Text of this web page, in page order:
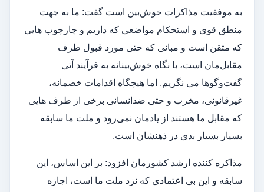
به موفقیت مذاکرات خوش‌بین است گفت: ما به جهت
منطق قوی و استحکام مواضعی که داریم و چارچوب هایی
که متقن است و مبانی که حتی مورد قبول طرف
مقابل‌مان است، با نگاه خوش‌بینانه به فرآیند آتی
گفت‌وگوها می نگریم. اما هیچگاه اقدامات خصمانه،
غیرقانونی، مخرب و حتی ضدانسانی برخی از طرف هایی
که مقابل ما هستند از یادمان نمی‌رود و ملت ما سابقه
بسیار بسیار بدی در ذهنشان است.
مذاکره کننده ارشد کشورمان افزود: بر این اساس، این
سابقه و این بی اعتمادی که نزد ملت ما است، اجازه